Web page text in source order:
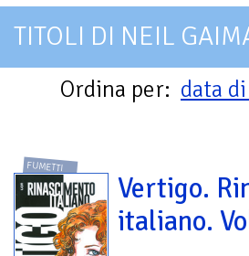
TITOLI DI NEIL
Ordina per: data
FUMETTI
Vertigo.
italiano.